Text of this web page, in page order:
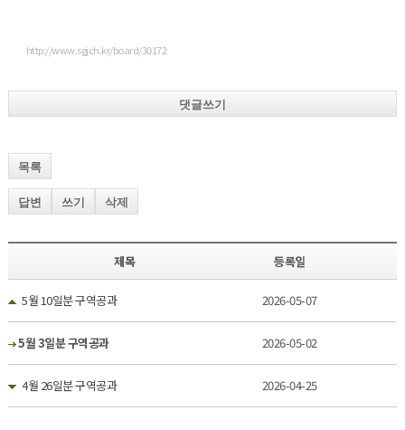
http://www.sgjch.kr/board/30172
댓글쓰기
목록
답변 쓰기 삭제
제목 등록일
5월 10일분 구역공과 2026-05-07
5월 3일분 구역공과 2026-05-02
4월 26일분 구역공과 2026-04-25